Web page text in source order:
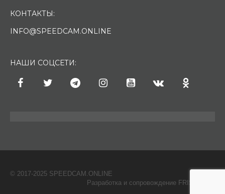
КОНТАКТЫ:
INFO@SPEEDCAM.ONLINE
НАШИ СОЦСЕТИ:
© 2017-2025 SPEEDCAM.ONLINE
Разработка и сопровождение FRISH & С